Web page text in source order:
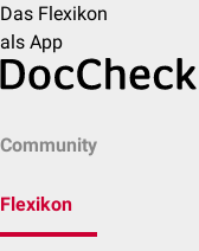
Das Flexikon
als App
Community
Flexikon